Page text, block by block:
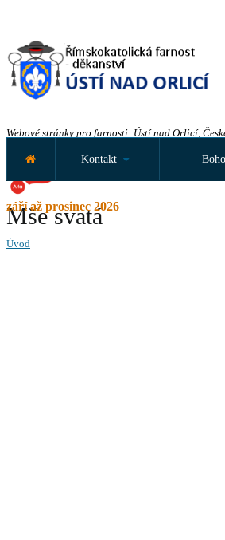
Webové stránky pro farnosti: Ústí nad Orlicí,
září až prosinec 2026
Kontakt
Mše svatá
Úvod